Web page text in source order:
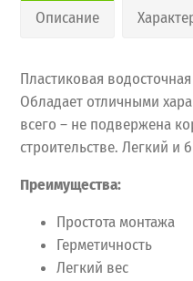
Описание
Пластиковая
Обладает отличными
всего – не подвержена
строительстве. Легкий
Преимущества:
Простота монтажа
Герметичность
Легкий вес